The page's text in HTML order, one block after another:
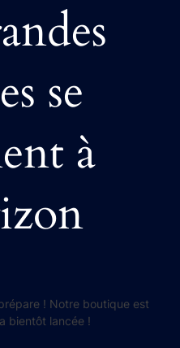
se
à
! Notre boutique est
bientôt lancée !